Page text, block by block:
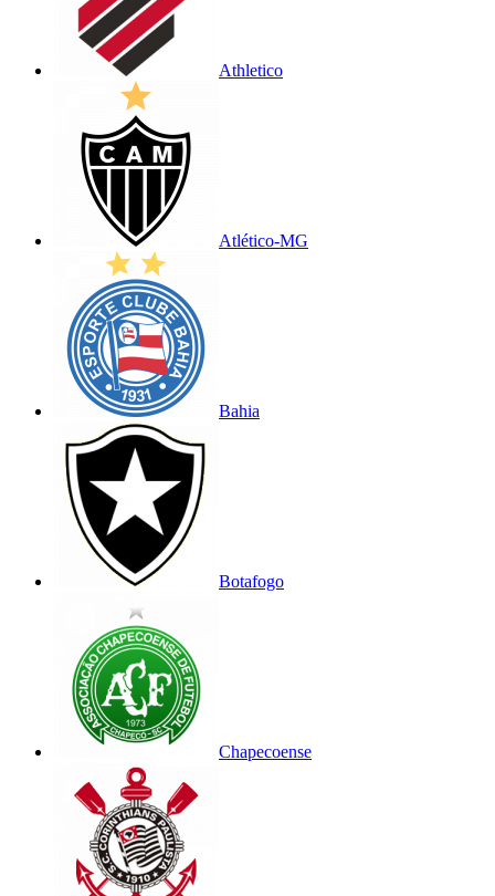
Athletico
Atlético-MG
Bahia
Botafogo
Chapecoense